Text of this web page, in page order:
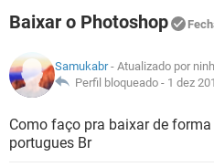
INSTAGRAM
INSTAGRAM
GUIA DE COMPRAS
JOGOS
OUTLOOK
INSTAGRAM
GUIA DE COMPRAS
JOGOS
CELULAR
OUTLOOK
GLOSSÁRIO
CELULAR
Baixar o Photoshop
Samukabr- Atualizado por
Perfil bloqueado - 1 dez
Como faço pra baixar de
portugues Br